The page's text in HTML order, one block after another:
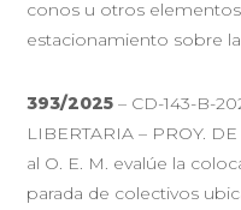
conos u otros
estacionamiento sobre
393/2025 – CD-143-B-
LIBERTARIA – PROY.
al O. E. M. evalúe la
parada de colectivos